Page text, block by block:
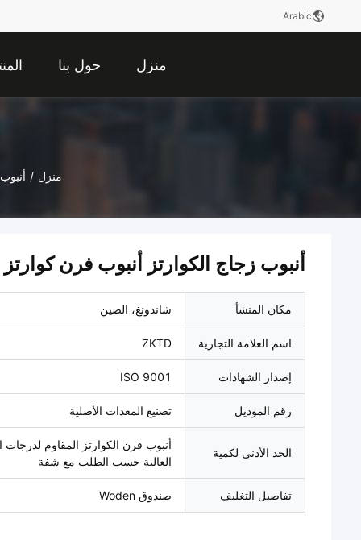
Arabic
منزل حول بنا
منزل /
أنبوب زجاج الكوارتز أنبوب فرن
مكان المنشأ شاندونغ، الصين
اسم العلامة التجارية ZKTD
إصدار الشهادات ISO 9001
رقم الموديل تصنيع المعدات الأصلية
الحد الأدنى لكمية
أنبوب فرن الكوارتز المقاوم لدرجات
العالية حسب الطلب مع شفة
تفاصيل التغليف صندوق Woden